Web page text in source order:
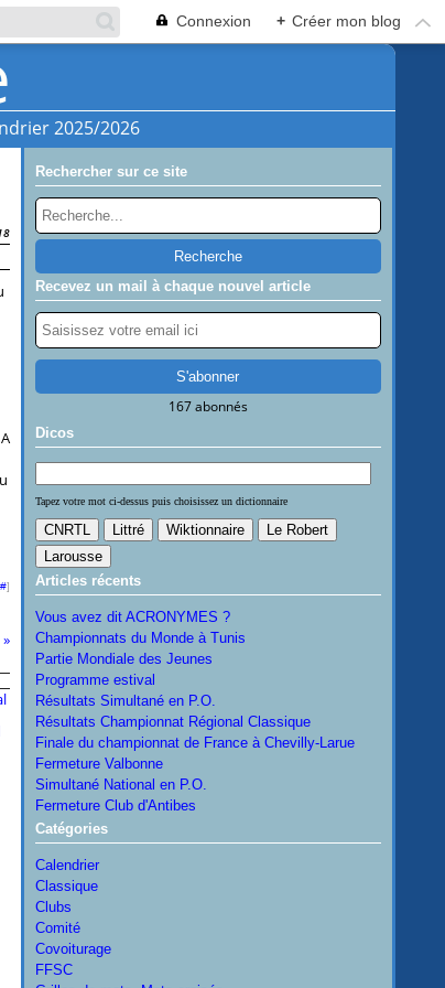
Connexion + Créer mon blog
2025/2026
#]
Rechercher sur ce site
Recevez un mail à chaque nouvel article
167 abonnés
Dicos
Tapez votre mot ci-dessus puis choisissez un dictionnaire
Articles récents
Vous avez dit ACRONYMES ?
Championnats du Monde à Tunis
Partie Mondiale des Jeunes
Programme estival
Résultats Simultané en P.O.
Résultats Championnat Régional Classique
Finale du championnat de France à Chevilly-Larue
Fermeture Valbonne
Simultané National en P.O.
Fermeture Club d'Antibes
Catégories
Calendrier
Classique
Clubs
Comité
Covoiturage
FFSC